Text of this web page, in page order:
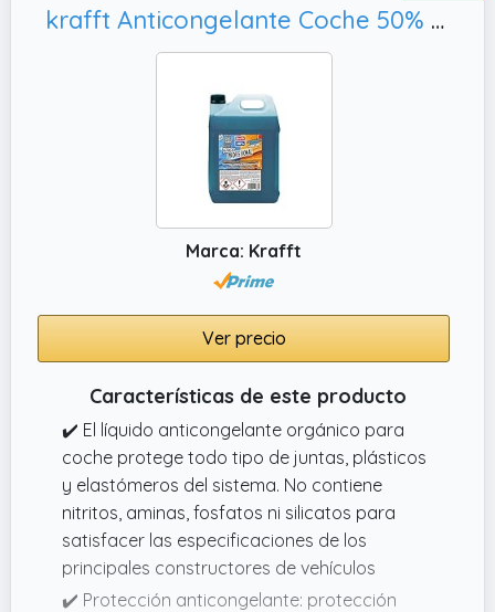
krafft Anticongelante Coche 50% (G-12) Líquido Refrigerante Coche Orgánico Azul Energy Plus CC 5L
Marca: Krafft
Ver precio
Características de este producto
✔️ El líquido anticongelante orgánico para
coche protege todo tipo de juntas, plásticos
y elastómeros del sistema. No contiene
nitritos, aminas, fosfatos ni silicatos para
satisfacer las especificaciones de los
principales constructores de vehículos
✔️ Protección anticongelante: protección